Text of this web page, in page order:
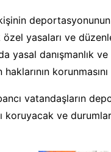
yasaları ve
yasal danışmanlık
vatandaşların
koruyacak ve